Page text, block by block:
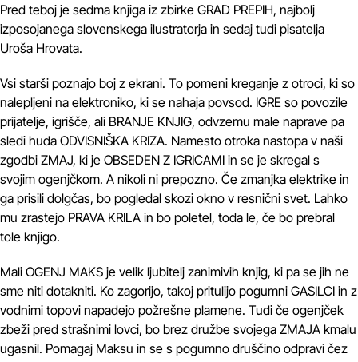
Pred teboj je sedma knjiga iz zbirke GRAD PREPIH, najbolj
izposojanega slovenskega ilustratorja in sedaj tudi pisatelja
Uroša Hrovata.
Vsi starši poznajo boj z ekrani. To pomeni kreganje z otroci, ki so
nalepljeni na elektroniko, ki se nahaja povsod. IGRE so povozile
prijatelje, igrišče, ali BRANJE KNJIG, odvzemu male naprave pa
sledi huda ODVISNIŠKA KRIZA. Namesto otroka nastopa v naši
zgodbi ZMAJ, ki je OBSEDEN Z IGRICAMI in se je skregal s
svojim ogenjčkom. A nikoli ni prepozno. Če zmanjka elektrike in
ga prisili dolgčas, bo pogledal skozi okno v resnični svet. Lahko
mu zrastejo PRAVA KRILA in bo poletel, toda le, če bo prebral
tole knjigo.
Mali OGENJ MAKS je velik ljubitelj zanimivih knjig, ki pa se jih ne
sme niti dotakniti. Ko zagorijo, takoj pritulijo pogumni GASILCI in z
vodnimi topovi napadejo požrešne plamene. Tudi če ogenjček
zbeži pred strašnimi lovci, bo brez družbe svojega ZMAJA kmalu
ugasnil. Pomagaj Maksu in se s pogumno druščino odpravi čez